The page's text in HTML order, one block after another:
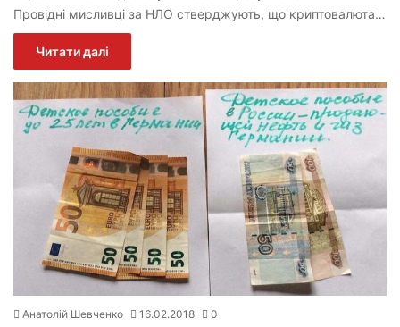
Провідні мисливці за НЛО стверджують, що криптовалюта…
Читати далі
Анатолій Шевченко 16.02.2018 0